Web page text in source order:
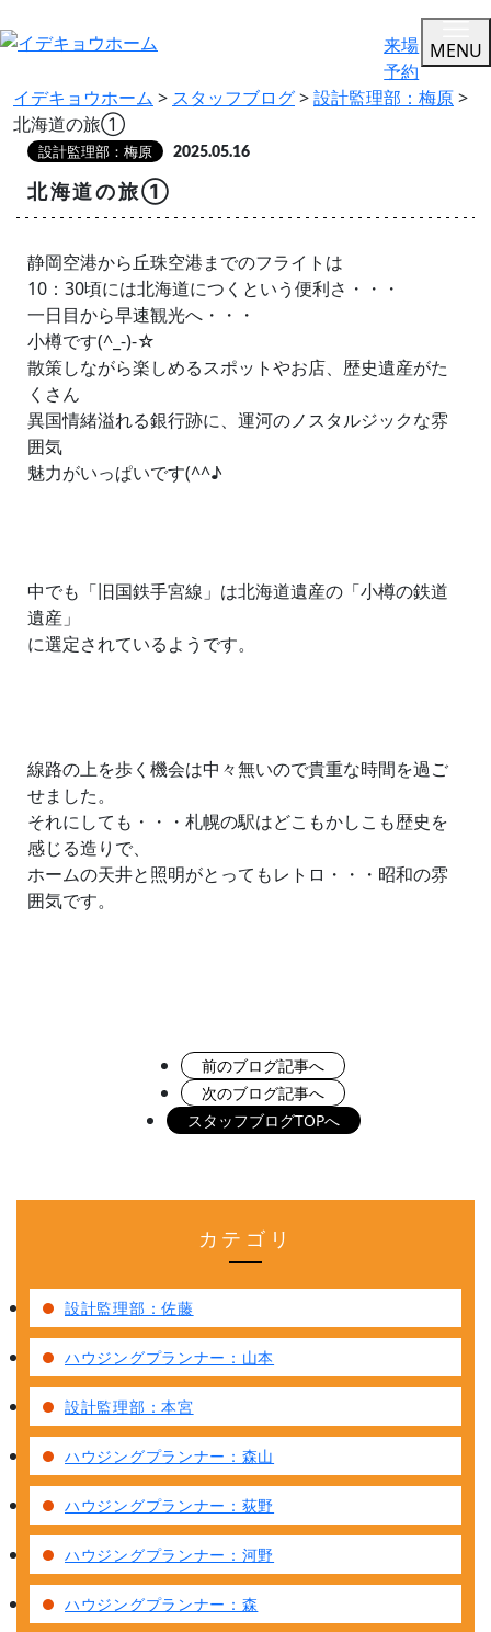
来場
予約
MENU
イデキョウホーム > スタッフブログ>設計監理部：梅原>
北海道の旅①
設計監理部：梅原 2025.05.16
北海道の旅①
静岡空港から丘珠空港までのフライトは
10：30頃には北海道につくという便利さ・・・
一日目から早速観光へ・・・
小樽です(^_-)-☆
散策しながら楽しめるスポットやお店、歴史遺産がた
くさん
異国情緒溢れる銀行跡に、運河のノスタルジックな雰
囲気
魅力がいっぱいです(^^♪
中でも「旧国鉄手宮線」は北海道遺産の「小樽の鉄道
遺産」
に選定されているようです。
線路の上を歩く機会は中々無いので貴重な時間を過ご
せました。
それにしても・・・札幌の駅はどこもかしこも歴史を
感じる造りで、
ホームの天井と照明がとってもレトロ・・・昭和の雰
囲気です。
前のブログ記事へ
スタッフブログTOPへ
次のブログ記事へ
カテゴリ
設計監理部：佐藤
ハウジングプランナー：山本
設計監理部：本宮
ハウジングプランナー：森山
ハウジングプランナー：荻野
ハウジングプランナー：河野
ハウジングプランナー：森